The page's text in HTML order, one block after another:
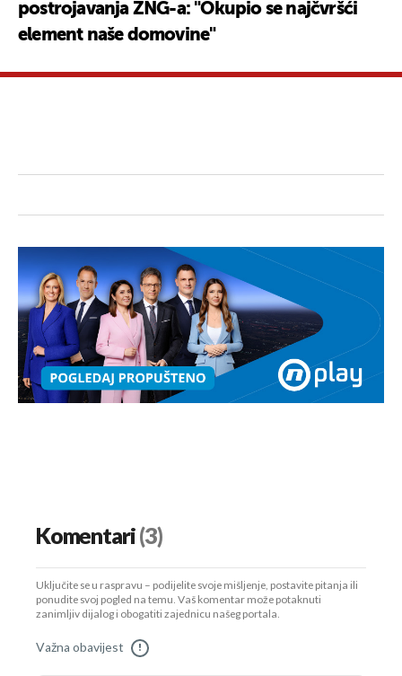
postrojavanja ZNG-a: "Okupio se najčvršći
element naše domovine"
Komentari(3)
Uključite se u raspravu – podijelite svoje mišljenje, postavite pitanja ili
ponudite svoj pogled na temu. Vaš komentar može potaknuti
zanimljiv dijalog i obogatiti zajednicu našeg portala.
Važna obavijest !